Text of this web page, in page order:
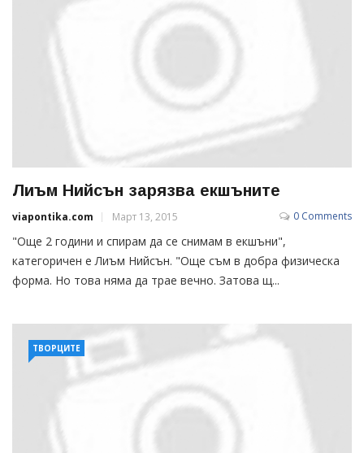
Лиъм Нийсън зарязва екшъните
viapontika.com Март 13, 2015 0 Comments
"Още 2 години и спирам да се снимам в екшъни",
категоричен е Лиъм Нийсън. "Още съм в добра физическа
форма. Но това няма да трае вечно. Затова щ...
ТВОРЦИТЕ